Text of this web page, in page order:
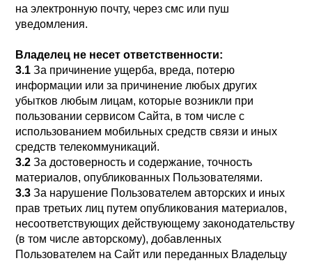
на электронную почту, через смс или пуш
уведомления.
Владелец не несет ответственности:
3.1 За причинение ущерба, вреда, потерю
информации или за причинение любых других
убытков любым лицам, которые возникли при
пользовании сервисом Сайта, в том числе с
использованием мобильных средств связи и иных
средств телекоммуникаций.
3.2 За достоверность и содержание, точность
материалов, опубликованных Пользователями.
3.3 За нарушение Пользователем авторских и иных
прав третьих лиц путем опубликования материалов,
несоответствующих действующему законодательству
(в том числе авторскому), добавленных
Пользователем на Сайт или переданных Владельцу